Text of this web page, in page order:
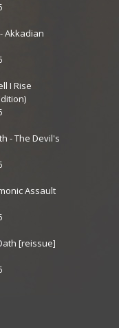
Akkadian
I Rise
- The Devil's
Assault
[reissue]